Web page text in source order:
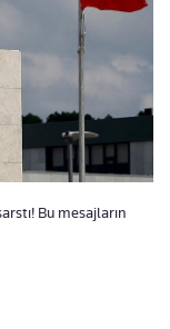
Bu mesajların